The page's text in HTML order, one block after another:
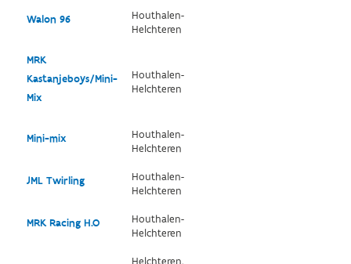
Walon 96
Houthalen-
Helchteren
MRK
Kastanjeboys/Mini-
Mix
Houthalen-
Helchteren
Mini-mix
Houthalen-
Helchteren
JML Twirling
Houthalen-
Helchteren
MRK Racing H.O
Houthalen-
Helchteren